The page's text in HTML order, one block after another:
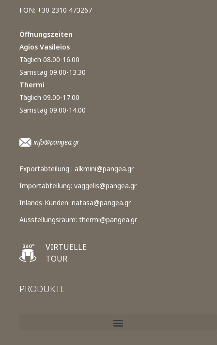
FON: +30 2310 473267
Öffnungszeiten
Agios Vasileios
Täglich 08.00-16.00
Samstag 09.00-13.30
Thermi
Täglich 09.00-17.00
Samstag 09.00-14.00
info@pangea.gr
Exportabteilung : alkmini@pangea.gr
Importabteilung: vaggelis@pangea.gr
Inlands-Kunden: natasa@pangea.gr
Ausstellungsraum: thermi@pangea.gr
VIRTUELLE
TOUR
PRODUKTE